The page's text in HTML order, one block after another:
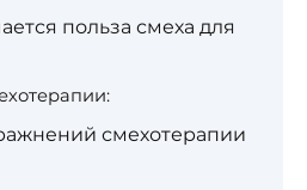
польза смеха для
смехотерапии